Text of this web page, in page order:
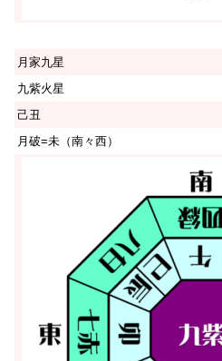
月家九星
九紫火星
己丑
月破=未（南々西）